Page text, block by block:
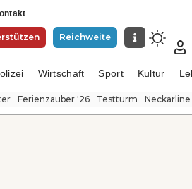
Reichweite
Wirtschaft Sport Kultur
Ferienzauber '26 Testturm Neckarline